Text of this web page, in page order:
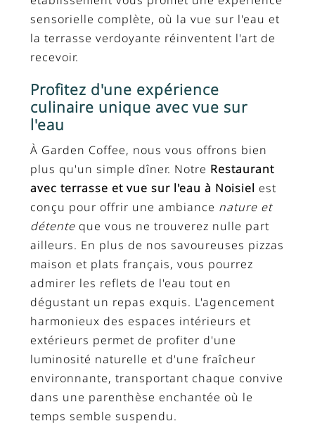
sensorielle complète, où la vue sur l'eau et
la terrasse verdoyante réinventent l'art de
recevoir.
Profitez d'une expérience
culinaire unique avec vue sur
l'eau
À Garden Coffee, nous vous offrons bien
plus qu'un simple dîner. Notre Restaurant
avec terrasse et vue sur l'eau à Noisiel est
conçu pour offrir une ambiance nature et
détenteque vous ne trouverez nulle part
ailleurs. En plus de nos savoureuses pizzas
maison et plats français, vous pourrez
admirer les reflets de l'eau tout en
dégustant un repas exquis. L'agencement
harmonieux des espaces intérieurs et
extérieurs permet de profiter d'une
luminosité naturelle et d'une fraîcheur
environnante, transportant chaque convive
dans une parenthèse enchantée où le
temps semble suspendu.